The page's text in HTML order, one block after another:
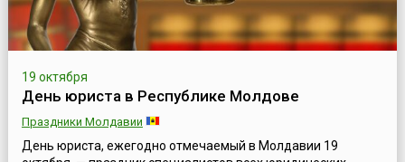
19 октября
День юриста в Республике Молдове
Праздники Молдавии
День юриста, ежегодно отмечаемый в Молдавии 19